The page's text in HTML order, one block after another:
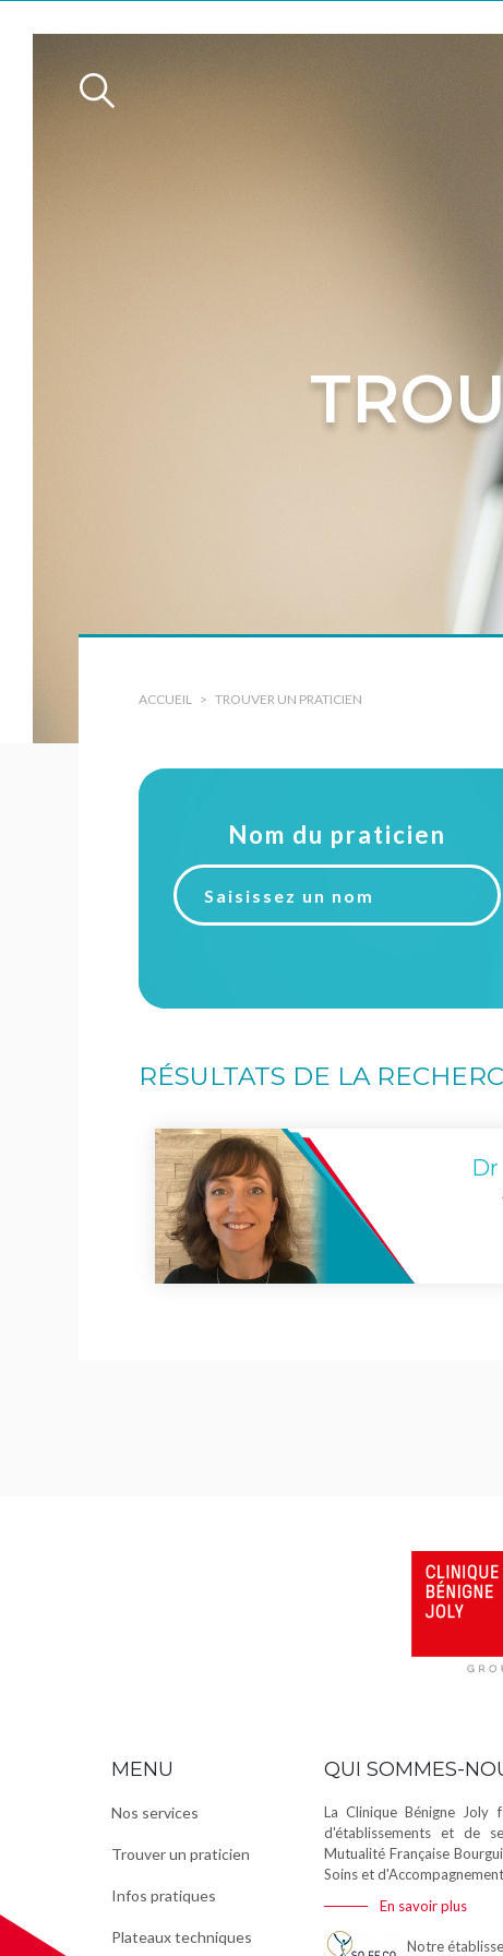
ACCUEIL TROUVER UN PRATICIEN
Nom du praticien
RÉSULTATS DE LA
MENU
Nos services
Trouver un praticien
Infos pratiques
Plateaux techniques
QUI SOMMES-
La Clinique Bénigne Joly
d'établissements et de
Mutualité Française
Soins et
En savoir plus
Notre